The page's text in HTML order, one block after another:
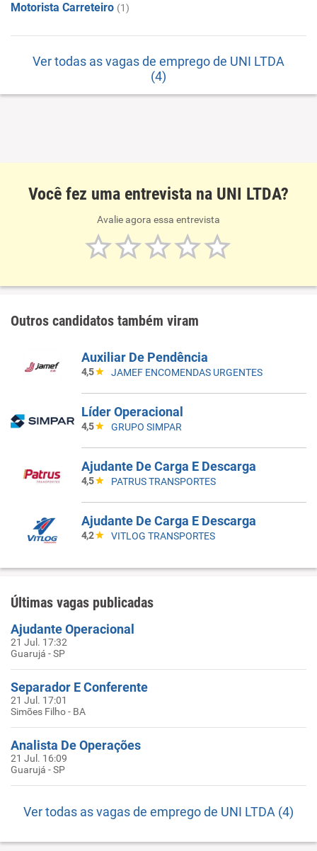
Motorista Carreteiro (1)
Ver todas as vagas de emprego de UNI LTDA
(4)
Você fez uma entrevista na UNI LTDA?
Avalie agora essa entrevista
Outros candidatos também viram
Auxiliar De Pendência
4,5 JAMEF ENCOMENDAS URGENTES
Líder Operacional
4,5 GRUPO SIMPAR
Ajudante De Carga E Descarga
4,5 PATRUS TRANSPORTES
Ajudante De Carga E Descarga
4,2 VITLOG TRANSPORTES
Últimas vagas publicadas
Ajudante Operacional
21 Jul. 17:32
Guarujá - SP
Separador E Conferente
21 Jul. 17:01
Simões Filho - BA
Analista De Operações
21 Jul. 16:09
Guarujá - SP
Ver todas as vagas de emprego de UNI LTDA (4)